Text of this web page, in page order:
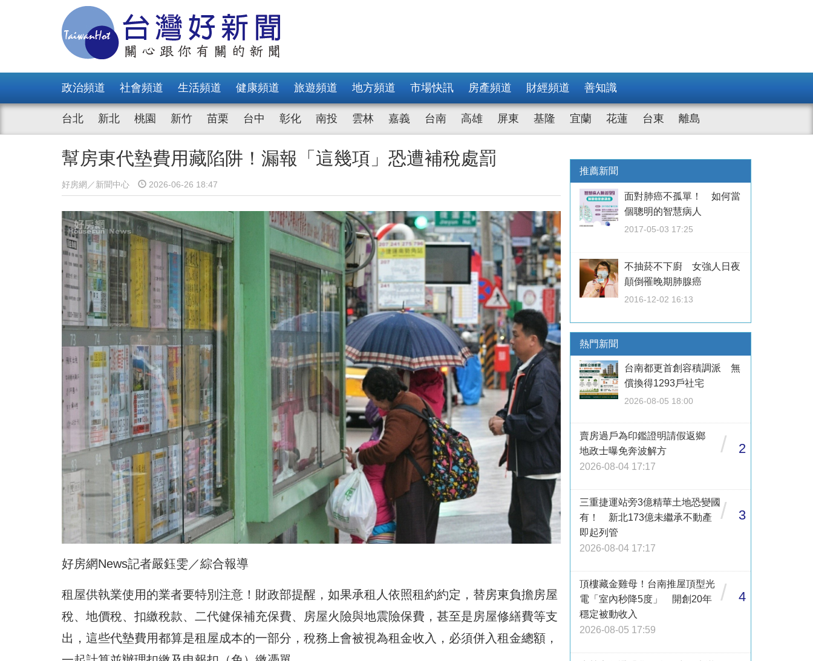
政治頻道 社會頻道 生活頻道 健康頻道 旅遊頻道 地方頻道 市場快訊 房產頻道 財經頻道 善知識
台北 新北 桃園 新竹 苗栗 台中 彰化 南投 雲林 嘉義 台南 高雄 屏東 基隆 宜蘭 花蓮 台東 離島
幫房東代墊費用藏陷阱！漏報「這幾項」恐遭補稅處罰
好房網／新聞中心 2026-06-26 18:47
好房網News記者嚴鈺雯／綜合報導
租屋供執業使用的業者要特別注意！財政部提醒，如果承租人依照租約約定，替房東負擔房屋
稅、地價稅、扣繳稅款、二代健保補充保費、房屋火險與地震險保費，甚至是房屋修繕費等支
出，這些代墊費用都算是租屋成本的一部分，稅務上會被視為租金收入，必須併入租金總額，
推薦新聞
面對肺癌不孤單！ 如何當
個聰明的智慧病人
2017-05-03 17:25
不抽菸不下廚 女強人日夜
顛倒罹晚期肺腺癌
2016-12-02 16:13
熱門新聞
台南都更首創容積調派 無
償換得1293戶社宅
2026-08-05 18:00
賣房過戶為印鑑證明請假返鄉
地政士曝免奔波解方
2026-08-04 17:17
/ 2
三重捷運站旁3億精華土地恐變國
有！ 新北173億未繼承不動產
即起列管
2026-08-04 17:17
/ 3
頂樓藏金雞母！台南推屋頂型光
電「室內秒降5度」 開創20年
穩定被動收入
2026-08-05 17:59
/ 4